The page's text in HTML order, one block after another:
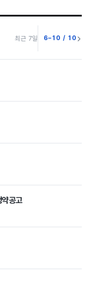
최근 7일 6–10 / 10
약공고